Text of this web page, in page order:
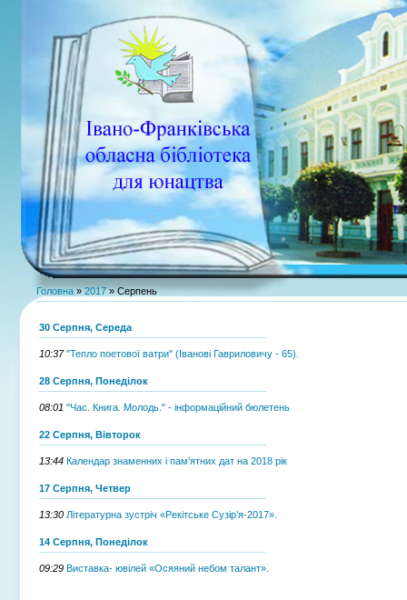
Головна»2017 » Серпень
30 Серпня, Середа
10:37 "Тепло поетової ватри" (Іванові Гавриловичу - 65).
28 Серпня, Понеділок
08:01 "Час. Книга. Молодь." - інформаційний бюлетень
22 Серпня, Вівторок
13:44 Календар знаменних і пам’ятних дат на 2018 рік
17 Серпня, Четвер
13:30 Літературна зустріч «Рекітське Сузір’я-2017».
14 Серпня, Понеділок
09:29 Виставка- ювілей «Осяяний небом талант».